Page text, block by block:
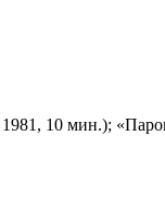
10 мин.);